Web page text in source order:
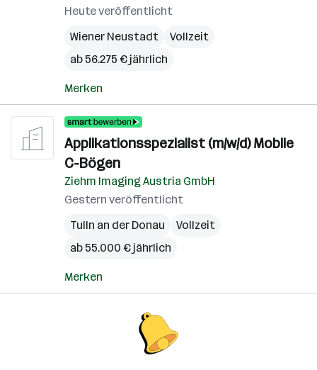
Heute veröffentlicht
Wiener Neustadt
Vollzeit
ab 56.275 € jährlich
Merken
Applikationsspezialist (m/w/d) Mobile
C-Bögen
Ziehm Imaging Austria GmbH
Gestern veröffentlicht
Tulln an der Donau
Vollzeit
ab 55.000 € jährlich
Merken